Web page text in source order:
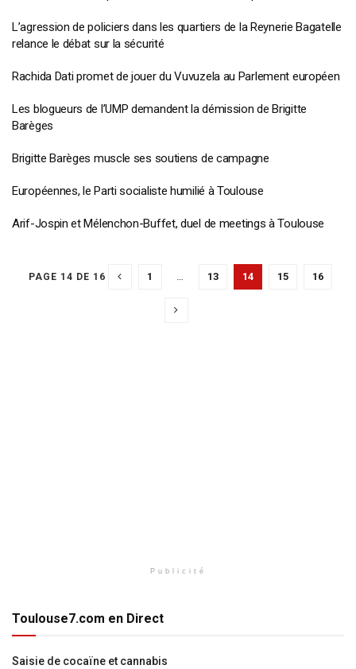
L’agression de policiers dans les quartiers de la Reynerie Bagatelle
relance le débat sur la sécurité
Rachida Dati promet de jouer du Vuvuzela au Parlement européen
Les blogueurs de l’UMP demandent la démission de Brigitte
Barèges
Brigitte Barèges muscle ses soutiens de campagne
Européennes, le Parti socialiste humilié à Toulouse
Arif-Jospin et Mélenchon-Buffet, duel de meetings à Toulouse
PAGE 14 DE 16 1 … 13 14 15 16
Publicité
Toulouse7.com en Direct
Saisie de cocaïne et cannabis